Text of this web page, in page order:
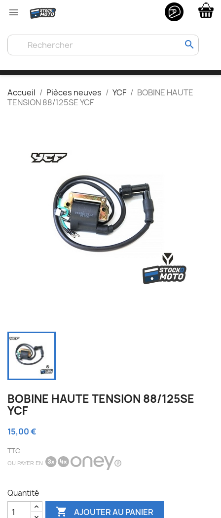

search
Accueil Pièces neuves YCF
BOBINE HAUTE
TENSION 88/125SE YCF
BOBINE HAUTE TENSION 88/125SE
YCF
15,00 €
TTC
OU PAYER EN
Quantité
 AJOUTER AU PANIER